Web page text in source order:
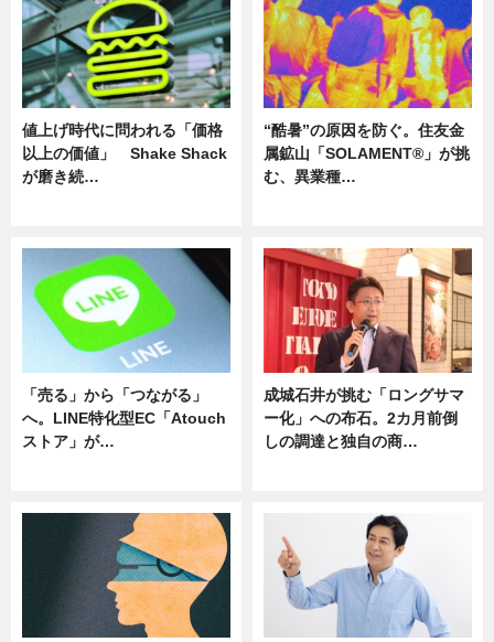
値上げ時代に問われる「価格
以上の価値」 Shake Shack
が磨き続…
“酷暑”の原因を防ぐ。住友金
属鉱山「SOLAMENT®」が挑
む、異業種…
「売る」から「つながる」
へ。LINE特化型EC「Atouch
ストア」が…
成城石井が挑む「ロングサマ
ー化」への布石。2カ月前倒
しの調達と独自の商…